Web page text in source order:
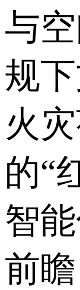
与
规
火
的“
智
前瞻